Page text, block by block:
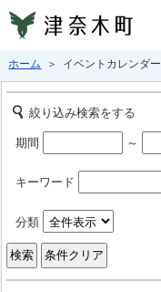
ホーム ＞ イベントカレンダー
絞り込み検索をする
期間 ～
キーワード
分類